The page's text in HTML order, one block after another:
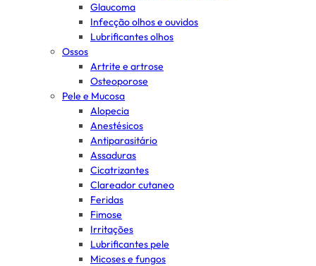
Glaucoma
Infecção olhos e ouvidos
Lubrificantes olhos
Ossos
Artrite e artrose
Osteoporose
Pele e Mucosa
Alopecia
Anestésicos
Antiparasitário
Assaduras
Cicatrizantes
Clareador cutaneo
Feridas
Fimose
Irritações
Lubrificantes pele
Micoses e fungos